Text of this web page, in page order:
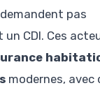
pas
CDI. Ces
modernes, avec